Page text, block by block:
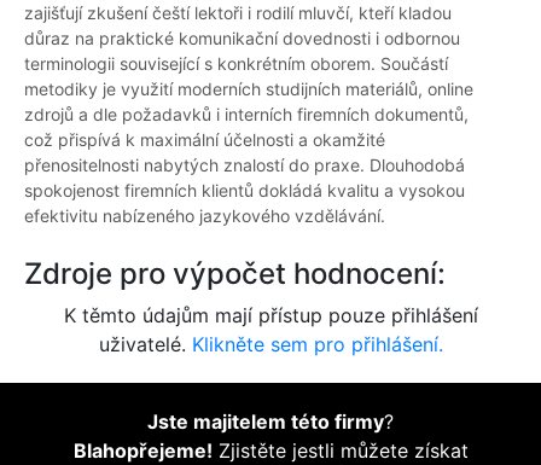
zajišťují zkušení čeští lektoři i rodilí mluvčí, kteří kladou
důraz na praktické komunikační dovednosti i odbornou
terminologii související s konkrétním oborem. Součástí
metodiky je využití moderních studijních materiálů, online
zdrojů a dle požadavků i interních firemních dokumentů,
což přispívá k maximální účelnosti a okamžité
přenositelnosti nabytých znalostí do praxe. Dlouhodobá
spokojenost firemních klientů dokládá kvalitu a vysokou
efektivitu nabízeného jazykového vzdělávání.
Zdroje pro výpočet hodnocení:
K těmto údajům mají přístup pouze přihlášení
uživatelé. Klikněte sem pro přihlášení.
Jste majitelem této firmy?
Blahopřejeme! Zjistěte jestli můžete získat